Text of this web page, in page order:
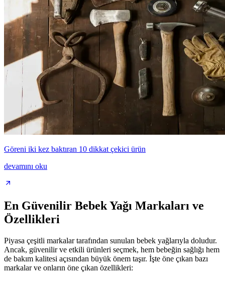
Göreni iki kez baktıran 10 dikkat çekici ürün
devamını oku
En Güvenilir Bebek Yağı Markaları ve
Özellikleri
Piyasa çeşitli markalar tarafından sunulan bebek yağlarıyla doludur.
Ancak, güvenilir ve etkili ürünleri seçmek, hem bebeğin sağlığı hem
de bakım kalitesi açısından büyük önem taşır. İşte öne çıkan bazı
markalar ve onların öne çıkan özellikleri: